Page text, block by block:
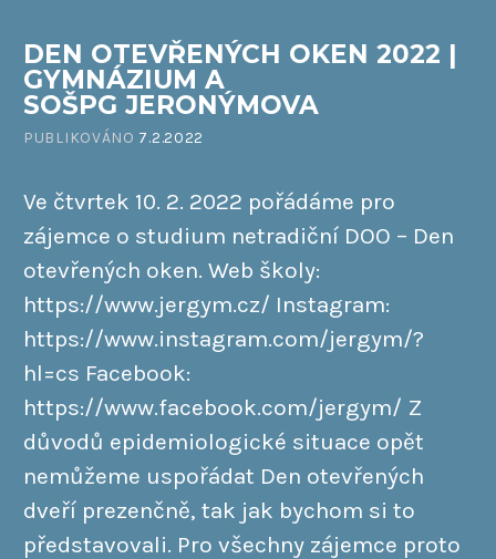
DEN OTEVŘENÝCH OKEN 2022 |
GYMNÁZIUM A
SOŠPG JERONÝMOVA
PUBLIKOVÁNO 7.2.2022
Ve čtvrtek 10. 2. 2022 pořádáme pro
zájemce o studium netradiční DOO – Den
otevřených oken. Web školy:
https://www.jergym.cz/ Instagram:
https://www.instagram.com/jergym/?
hl=cs Facebook:
https://www.facebook.com/jergym/ Z
důvodů epidemiologické situace opět
nemůžeme uspořádat Den otevřených
dveří prezenčně, tak jak bychom si to
představovali. Pro všechny zájemce proto